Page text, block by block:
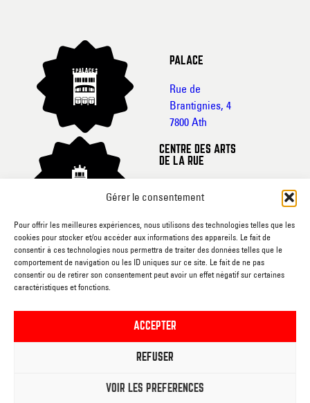
Gérer le consentement
Pour offrir les meilleures expériences, nous utilisons des technologies telles que les
cookies pour stocker et/ou accéder aux informations des appareils. Le fait de
consentir à ces technologies nous permettra de traiter des données telles que le
comportement de navigation ou les ID uniques sur ce site. Le fait de ne pas
consentir ou de retirer son consentement peut avoir un effet négatif sur certaines
caractéristiques et fonctions.
ACCEPTER
REFUSER
VOIR LES PRÉFÉRENCES
PALACE
Rue de
Brantignies, 4
7800 Ath
CENTRE DES ARTS
DE LA RUE
22
7800 Ath
CINEMA L’ECRAN
Rue du
7800 Ath
RUEE VERS L’ART
Gouvernement, sn